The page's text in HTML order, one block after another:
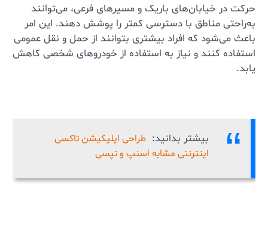
حرکت در خیابان‌های باریک و مسیرهای فرعی، می‌توانند
به‌راحتی مناطق با دسترسی کمتر را پوشش دهند. این امر
باعث می‌شود که افراد بیشتری بتوانند از حمل و نقل عمومی
استفاده کنند و نیاز به استفاده از خودروهای شخصی کاهش
یابد.
بیشتر بدانید: طراحی اپلیکیشن تاکسی
اینترنتی مشابه اسنپ و تپسی